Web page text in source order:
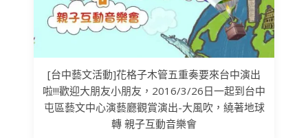
[台中藝文活動]花格子木管五重奏要來台中演出
啦!!!歡迎大朋友小朋友，2016/3/26日一起到台中
屯區藝文中心演藝廳觀賞演出-大風吹，繞著地球
轉 親子互動音樂會